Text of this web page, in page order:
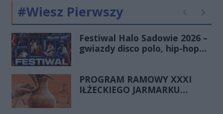
#Wiesz Pierwszy Poprzednie
Festiwal Halo Sadowie 2026 –
gwiazdy disco polo, hip-hopu i
PROGRAM RAMOWY XXXI
IŁŻECKIEGO JARMARKU